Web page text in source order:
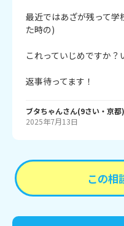
最近ではあざが残って
た時の)
これっていじめですか？
返事待ってます！
ブタちゃんさん(9さい・ 京都)
2025年7月13日
この相